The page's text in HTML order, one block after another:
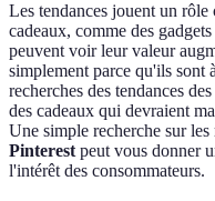
Les tendances jouent un
cadeaux, comme des
peuvent voir leur valeur
simplement parce qu'ils sont
recherches des tendances
des cadeaux qui devraient
Une simple recherche sur
Pinterest peut vous donner
l'intérêt des consommateurs.